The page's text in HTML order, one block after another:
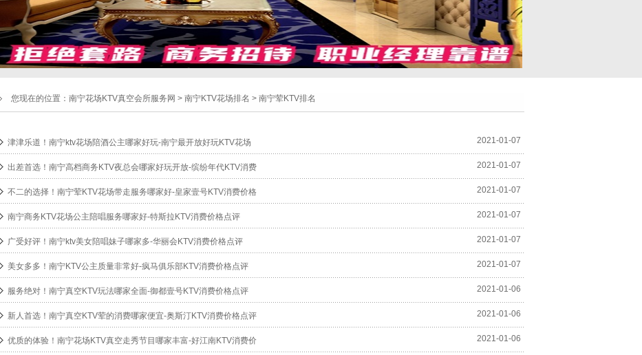
津津乐道！南宁ktv花场陪酒公主哪家好玩-南宁最开放好玩KTV花场 2021-01-07
出差首选！南宁高档商务KTV夜总会哪家好玩开放-缤纷年代KTV消费 2021-01-07
不二的选择！南宁荤KTV花场带走服务哪家好-皇家壹号KTV消费价格 2021-01-07
南宁商务KTV花场公主陪唱服务哪家好-特斯拉KTV消费价格点评 2021-01-07
广受好评！南宁ktv美女陪唱妹子哪家多-华丽会KTV消费价格点评 2021-01-07
美女多多！南宁KTV公主质量非常好-疯马俱乐部KTV消费价格点评 2021-01-07
服务绝对！南宁真空KTV玩法哪家全面-御都壹号KTV消费价格点评 2021-01-06
新人首选！南宁真空KTV荤的消费哪家便宜-奥斯汀KTV消费价格点评 2021-01-06
优质的体验！南宁花场KTV真空走秀节目哪家丰富-好江南KTV消费价 2021-01-06
您现在的位置： 南宁花场KTV真空会所服务网 > 南宁KTV花场排名 > 南宁荤KTV排名